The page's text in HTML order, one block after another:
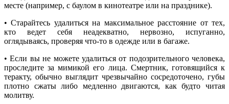
месте (например, с баулом в кинотеатре или на празднике).
• Старайтесь удалиться на максимальное расстояние от тех,
кто ведет себя неадекватно, нервозно, испуганно,
оглядываясь, проверяя что-то в одежде или в багаже.
• Если вы не можете удалиться от подозрительного человека,
проследите за мимикой его лица. Смертник, готовящийся к
теракту, обычно выглядит чрезвычайно сосредоточено, губы
плотно сжаты либо медленно двигаются, как будто читая
молитву.